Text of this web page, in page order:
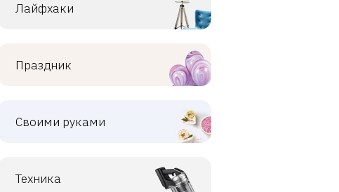
Лайфхаки
Праздник
Своими руками
Техника